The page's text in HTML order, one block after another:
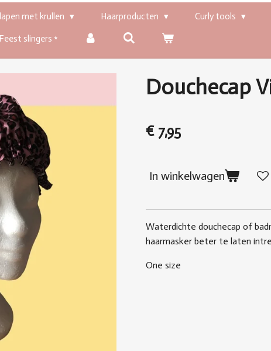
met krullen Haarproducten Curly tools
slingers *
Douchecap
€ 7,95
In winkelwagen
Waterdichte douchecap of
haarmasker beter te laten
One size